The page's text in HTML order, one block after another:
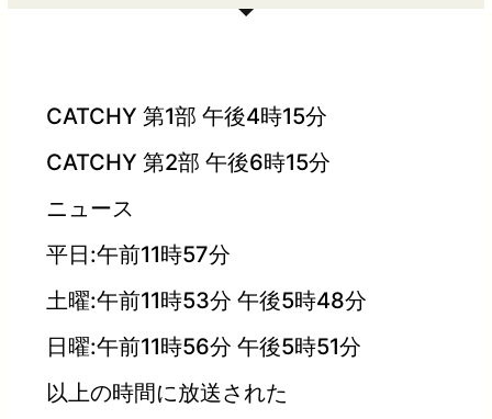
CATCHY 第1部 午後4時15分
CATCHY 第2部 午後6時15分
ニュース
平日:午前11時57分
土曜:午前11時53分 午後5時48分
日曜:午前11時56分 午後5時51分
以上の時間に放送された